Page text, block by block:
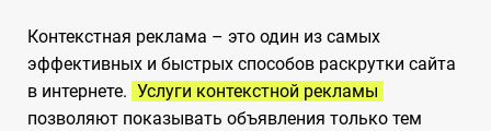
Контекстная реклама – это один из самых
эффективных и быстрых способов раскрутки сайта
в интернете. Услуги контекстной рекламы
позволяют показывать объявления только тем